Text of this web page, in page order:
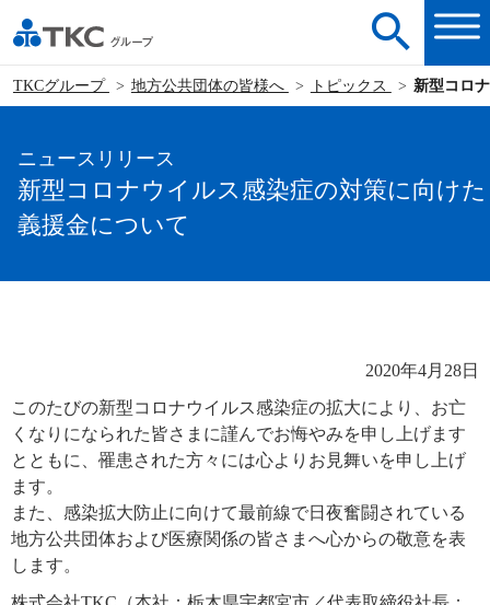
TKCグループ 地方公共団体の皆様へ トピックス 新型コロ
ニュースリリース
新型コロナウイルス感染症の対策に向けた
義援金について
2020年4月28日
このたびの新型コロナウイルス感染症の拡大により、お亡
くなりになられた皆さまに謹んでお悔やみを申し上げます
とともに、罹患された方々には心よりお見舞いを申し上げ
ます。
また、感染拡大防止に向けて最前線で日夜奮闘されている
地方公共団体および医療関係の皆さまへ心からの敬意を表
します。